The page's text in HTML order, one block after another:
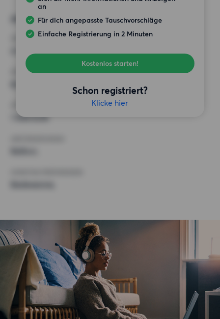
an
Für dich angepasste Tauschvorschläge
Einfache Registrierung in 2 Minuten
Kostenlos starten!
Schon registriert?
Klicke hier
Alternative Wünsche
ZIMMER
MINDESTANZAHL AN QUADRATMETERN
1 000 EUR